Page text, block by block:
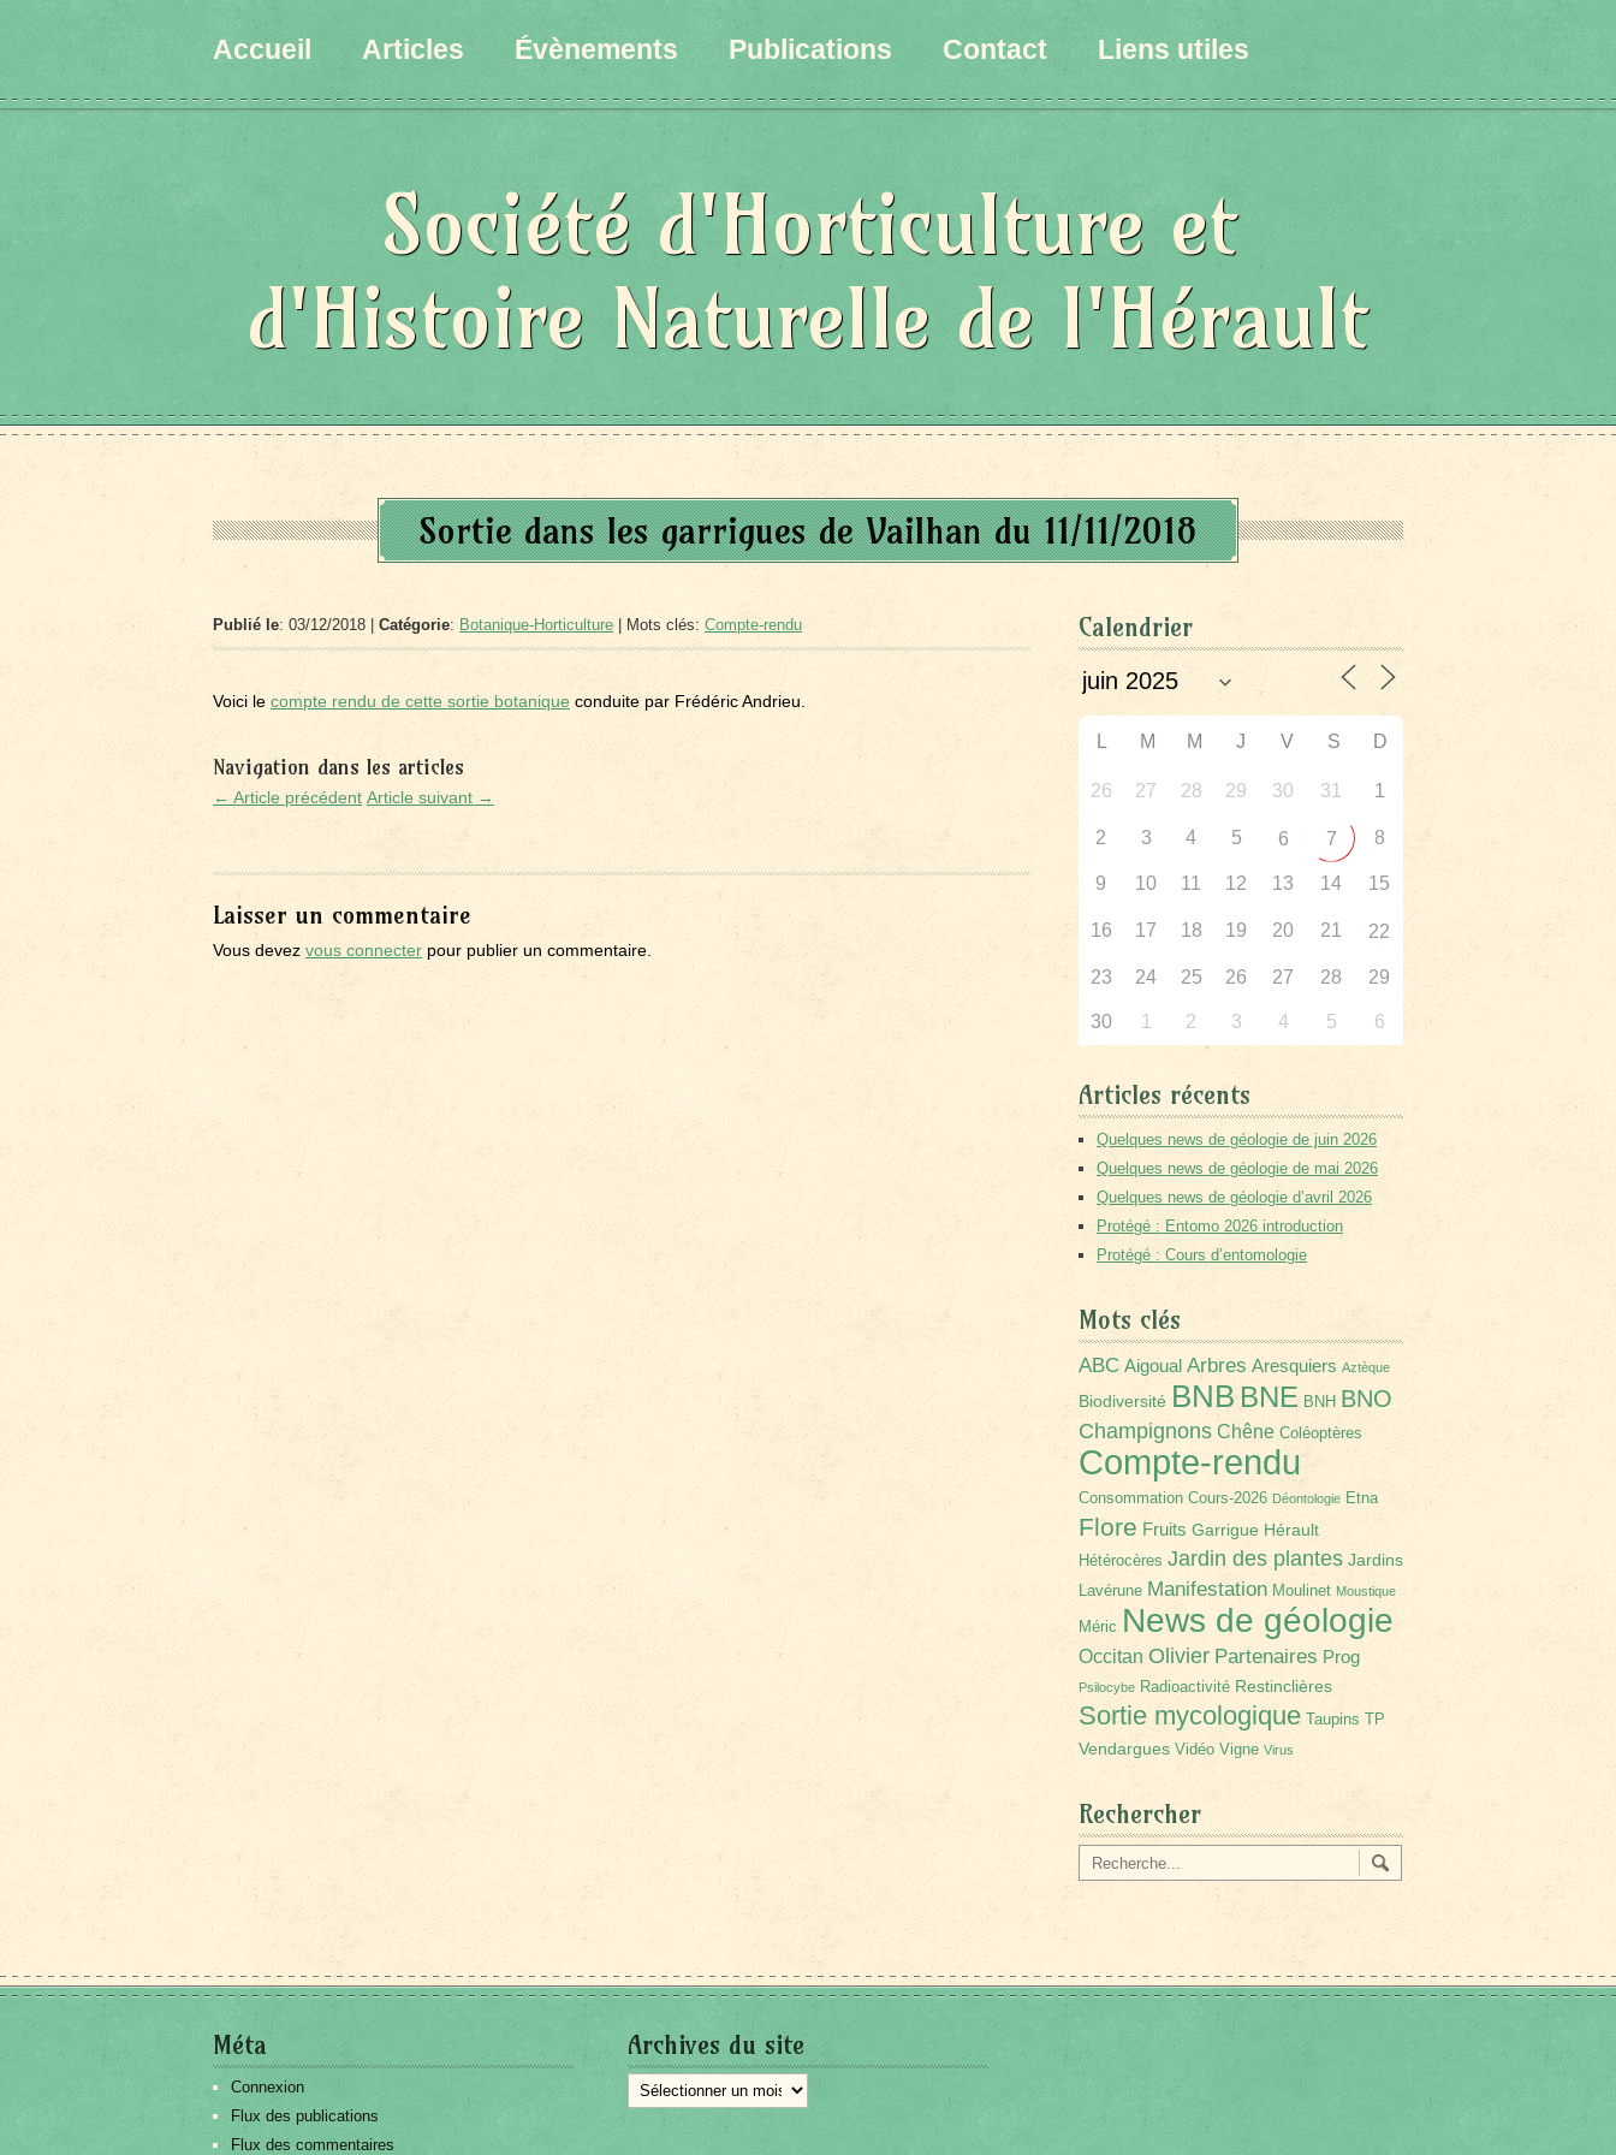
Accueil Articles Évènements Publications Contact Liens utiles
Société d'Horticulture et
d'Histoire Naturelle de l'Hérault
Sortie dans les garrigues de Vailhan du 11/11/2018
Publié le: 03/12/2018 | Catégorie: Botanique-Horticulture| Mots clés: Compte-rendu
Voici le compte rendu de cette sortie botanique conduite par Frédéric Andrieu.
Navigation dans les articles
← Article précédent Article suivant →
Laisser un commentaire
Vous devez vous connecter pour publier un commentaire.
Calendrier
L M M J V S D
26 27 28 29 30 31 1
2 3 4 5 6 7 8
9 10 11 12 13 14 15
16 17 18 19 20 21 22
23 24 25 26 27 28 29
30 1 2 3 4 5 6
Articles récents
Quelques news de géologie de juin 2026
Quelques news de géologie de mai 2026
Quelques news de géologie d’avril 2026
Protégé : Entomo 2026 introduction
Protégé : Cours d’entomologie
Mots clés
ABC Aigoual Arbres Aresquiers Aztèque
Biodiversité BNB BNE BNH BNO
Champignons Chêne Coléoptères
Compte-rendu
Consommation Cours-2026 Déontologie Etna
Flore Fruits Garrigue Hérault
Hétérocères Jardin des plantes Jardins
Lavérune Manifestation Moulinet Moustique
Méric News de géologie
Occitan Olivier Partenaires Prog
Psilocybe Radioactivité Restinclières
Sortie mycologique Taupins TP
Vendargues Vidéo Vigne Virus
Rechercher
Méta
Connexion
Flux des publications
Flux des commentaires
Archives du site
Archives
du